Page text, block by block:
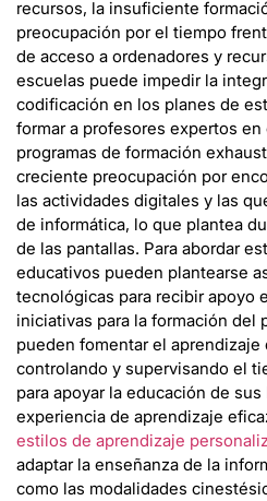
recursos, la insuficiente
preocupación por el tiempo
de acceso a ordenadores y
escuelas puede impedir la
codificación en los planes de
formar a profesores expertos
programas de formación
creciente preocupación por
las actividades digitales y las
de informática, lo que plantea
de las pantallas. Para abordar
educativos pueden plantearse
tecnológicas para recibir apoyo
iniciativas para la formación del
pueden fomentar el aprendizaje
controlando y supervisando el
para apoyar la educación de
experiencia de aprendizaje
estilos de aprendizaje
adaptar la enseñanza de la
como las modalidades